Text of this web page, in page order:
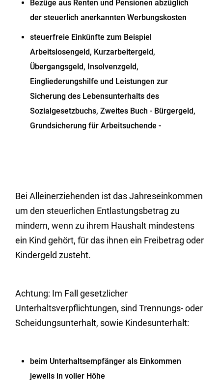
Bezüge aus Renten und Pensionen abzüglich
der steuerlich anerkannten Werbungskosten
steuerfreie Einkünfte zum Beispiel
Arbeitslosengeld, Kurzarbeitergeld,
Übergangsgeld, Insolvenzgeld,
Eingliederungshilfe und Leistungen zur
Sicherung des Lebensunterhalts des
Sozialgesetzbuchs, Zweites Buch - Bürgergeld,
Grundsicherung für Arbeitsuchende -
Bei Alleinerziehenden ist das Jahreseinkommen
um den steuerlichen Entlastungsbetrag zu
mindern, wenn zu ihrem Haushalt mindestens
ein Kind gehört, für das ihnen ein Freibetrag oder
Kindergeld zusteht.
Achtung: Im Fall gesetzlicher
Unterhaltsverpflichtungen, sind Trennungs- oder
Scheidungsunterhalt, sowie Kindesunterhalt:
beim Unterhaltsempfänger als Einkommen
jeweils in voller Höhe